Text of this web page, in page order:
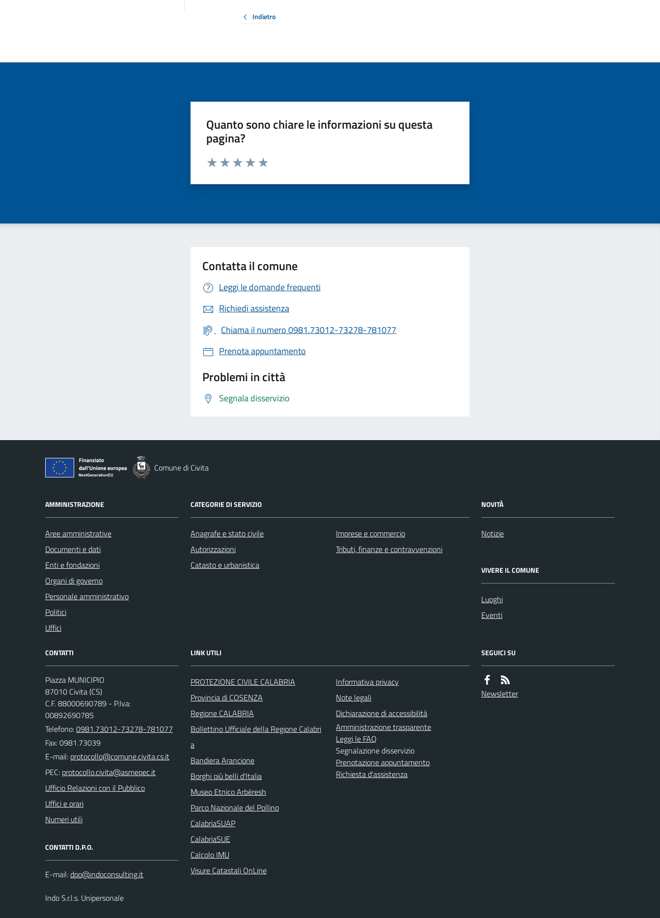
Indietro
Quanto sono chiare le informazioni su questa
pagina?
Valuta da 1 a 5 stelle la pagina
Contatta il comune
Leggi le domande frequenti
Richiedi assistenza
Chiama il numero 0981.73012-73278-781077
Prenota appuntamento
Problemi in città
Segnala disservizio
Comune di Civita
AMMINISTRAZIONE
Aree amministrative
Documenti e dati
Enti e fondazioni
Organi di governo
Personale amministrativo
Politici
Uffici
CATEGORIE DI SERVIZIO
Anagrafe e stato civile
Autorizzazioni
Catasto e urbanistica
Imprese e commercio
Tributi, finanze e contravvenzioni
NOVITÀ
Notizie
VIVERE IL COMUNE
Luoghi
Eventi
CONTATTI
Piazza MUNICIPIO
87010 Civita (CS)
C.F. 88000690789 - P.Iva:
00892690785
Telefono:0981.73012-73278-781077
Fax: 0981.73039
E-mail:
PEC:
Ufficio Relazioni con il Pubblico
Uffici e orari
Numeri utili
CONTATTI D.P.O.
E-mail:
Indo S.r.l.s. Unipersonale
LINK UTILI
PROTEZIONE CIVILE CALABRIA
Provincia di COSENZA
Regione CALABRIA
Bollettino Ufficiale della Regione Calabri
a
Bandiera Arancione
Borghi più belli d'Italia
Museo Etnico Arbëresh
Parco Nazionale del Pollino
CalabriaSUAP
CalabriaSUE
Calcolo IMU
Visure Catastali OnLine
Informativa privacy
Note legali
Dichiarazione di accessibilità
Amministrazione trasparente
Leggi le FAQ
Segnalazione disservizio
Prenotazione appuntamento
Richiesta d'assistenza
SEGUICI SU
Newsletter